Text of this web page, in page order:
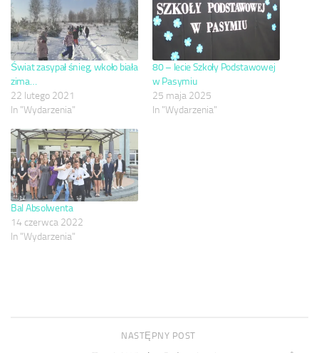
Świat zasypał śnieg, wkoło biała
zima…
22 lutego 2021
In "Wydarzenia"
80 – lecie Szkoły Podstawowej
w Pasymiu
25 maja 2025
In "Wydarzenia"
Bal Absolwenta
14 czerwca 2022
In "Wydarzenia"
NASTĘPNY POST